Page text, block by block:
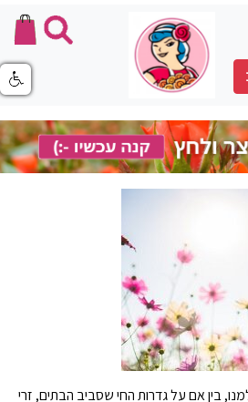
בין אם על גדרות החי שסביב הבתים, זרי